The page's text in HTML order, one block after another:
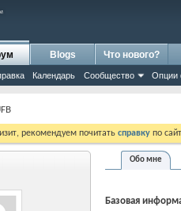
Календарь Сообщество Опции
Blogs Что нового?
рекомендуем почитать справку по
Обо мне
Базовая